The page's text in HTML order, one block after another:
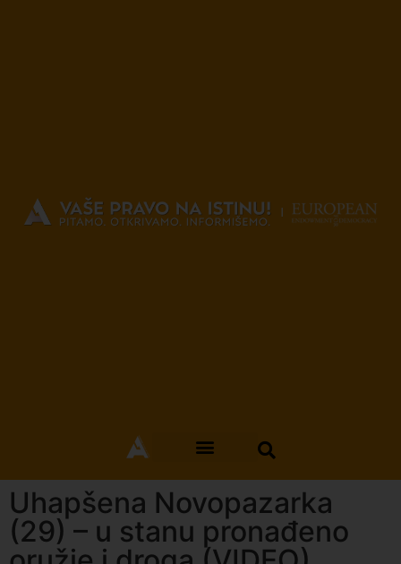
Uhapšena Novopazarka
(29) – u stanu pronađeno